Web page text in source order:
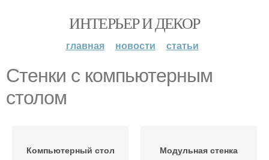
ИНТЕРЬЕР И ДЕКОР
главная новости статьи
Стенки с компьютерным
столом
Компьютерный стол Модульная стенка